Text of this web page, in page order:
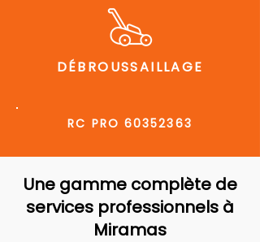
DÉBROUSSAILLAGE
RC PRO 60352363
Une gamme complète de
services professionnels à
Miramas